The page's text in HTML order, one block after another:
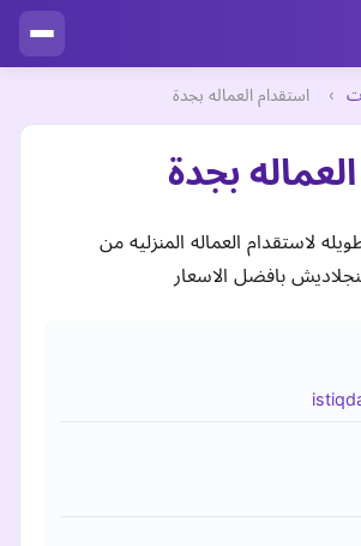
› استقدام العماله بجدة
بجدة
لاستقدام العماله المنزليه من
بافضل الاسعار